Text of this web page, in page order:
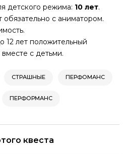
детского режима: 10 лет.
с аниматором.
12 лет положительный
с детьми.
СТРАШНЫЕ ПЕРФОМАНС
ПЕРФОРМАНС
квеста